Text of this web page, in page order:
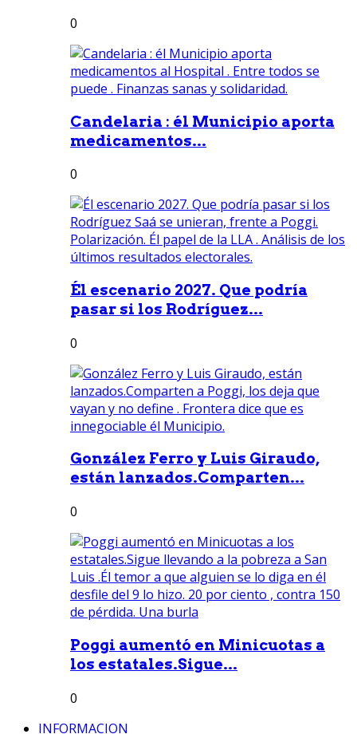
0
Candelaria : él Municipio aporta
medicamentos...
0
Él escenario 2027. Que podría
pasar si los Rodríguez...
0
González Ferro y Luis Giraudo,
están lanzados.Comparten...
0
Poggi aumentó en Minicuotas a
los estatales.Sigue...
0
INFORMACION